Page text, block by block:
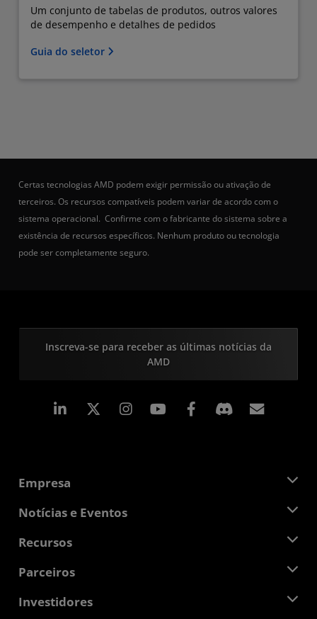
Um conjunto de tabelas de produtos, outros valores
de desempenho e detalhes de pedidos
Guia do seletor
Certas tecnologias AMD podem exigir permissão ou ativação de
terceiros. Os recursos compatíveis podem variar de acordo com o
sistema operacional. Confirme com o fabricante do sistema sobre a
existência de recursos específicos. Nenhum produto ou tecnologia
pode ser completamente seguro.
Inscreva-se para receber as últimas notícias da
AMD
Linkedin Instagram Facebook
Empresa
Sobre a AMD
Responsibilidade Corporativa
Oportunidades de Emprego
Notícias e Eventos
Sala de Imprensa
Bibliotecas de Mídias
Recursos
Central do desenvolvedor
Estudos de caso
Parceiros
AMD Partner Hub
Investidores